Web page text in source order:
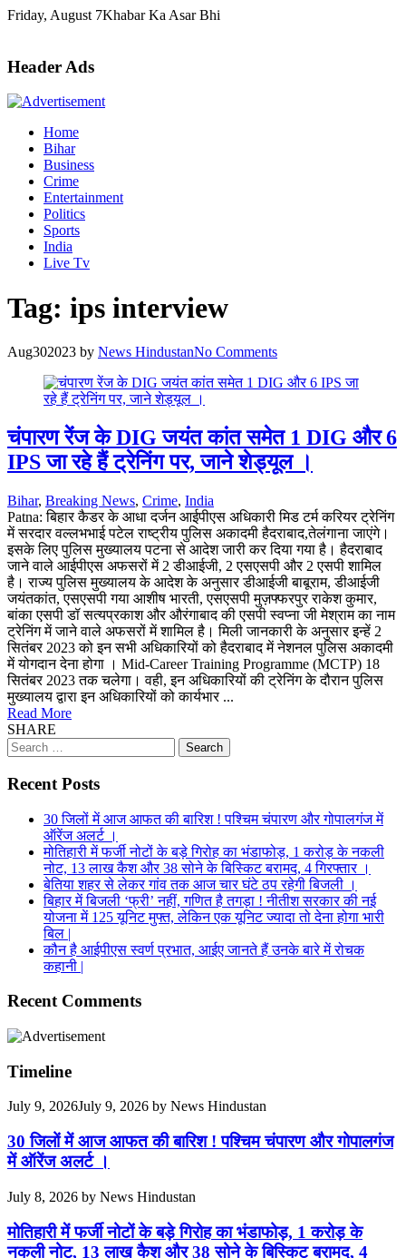
Skip
Friday, August 7Khabar Ka Asar Bhi
Header Ads
Home
Bihar
Business
Crime
Entertainment
Politics
Sports
India
Live Tv
Tag: ips interview
Aug302023 by News HindustanNo Comments
चंपारण रेंज के DIG जयंत कांत समेत 1 DIG और 6
IPS जा रहे हैं ट्रेनिंग पर, जाने शेड्यूल ।
Bihar, Breaking News, Crime, India
Patna: बिहार कैडर के आधा दर्जन आईपीएस अधिकारी मिड टर्म करियर ट्रेनिंग
में सरदार वल्लभभाई पटेल राष्ट्रीय पुलिस अकादमी हैदराबाद,तेलंगाना जाएंगे।
इसके लिए पुलिस मुख्यालय पटना से आदेश जारी कर दिया गया है। हैदराबाद
जाने वाले आईपीएस अफसरों में 2 डीआईजी, 2 एसएसपी और 2 एसपी शामिल
है। राज्य पुलिस मुख्यालय के आदेश के अनुसार डीआईजी बाबूराम, डीआईजी
जयंतकांत, एसएसपी गया आशीष भारती, एसएसपी मुज़फ्फरपुर राकेश कुमार,
बांका एसपी डॉ सत्यप्रकाश और औरंगाबाद की एसपी स्वप्ना जी मेश्राम का नाम
ट्रेनिंग में जाने वाले अफसरों में शामिल है। मिली जानकारी के अनुसार इन्हें 2
सितंबर 2023 को इन सभी अधिकारियों को हैदराबाद में नेशनल पुलिस अकादमी
में योगदान देना होगा । Mid-Career Training Programme (MCTP) 18
सितंबर 2023 तक चलेगा। वही, इन अधिकारियों की ट्रेनिंग के दौरान पुलिस
मुख्यालय द्वारा इन अधिकारियों को कार्यभार ...
Read More
SHARE
Search
for:
Recent Posts
30 जिलों में आज आफत की बारिश ! पश्चिम चंपारण और गोपालगंज में
ऑरेंज अलर्ट ।
मोतिहारी में फर्जी नोटों के बड़े गिरोह का भंडाफोड़, 1 करोड़ के नकली
नोट, 13 लाख कैश और 38 सोने के बिस्किट बरामद, 4 गिरफ्तार ।
बेतिया शहर से लेकर गांव तक आज चार घंटे ठप रहेगी बिजली ।
बिहार में बिजली ‘फ्री’ नहीं, गणित है तगड़ा ! नीतीश सरकार की नई
योजना में 125 यूनिट मुफ्त, लेकिन एक यूनिट ज्यादा तो देना होगा भारी
बिल |
कौन है आईपीएस स्वर्ण प्रभात, आईए जानते हैं उनके बारे में रोचक
कहानी |
Recent Comments
Timeline
July 9, 2026July 9, 2026 by News Hindustan
30 जिलों में आज आफत की बारिश ! पश्चिम चंपारण और गोपालगंज
में ऑरेंज अलर्ट ।
July 8, 2026 by News Hindustan
मोतिहारी में फर्जी नोटों के बड़े गिरोह का भंडाफोड़, 1 करोड़ के
नकली नोट, 13 लाख कैश और 38 सोने के बिस्किट बरामद, 4